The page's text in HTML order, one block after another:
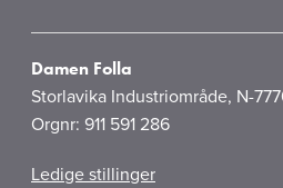
Damen Folla
Storlavika Industriområde, N-
Orgnr: 911 591 286
Ledige stillinger